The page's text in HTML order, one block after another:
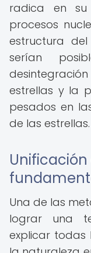
radica en
procesos
estructura del
serían
estrellas y la
pesados en
de las estrellas.
Una de las
lograr una
explicar todas